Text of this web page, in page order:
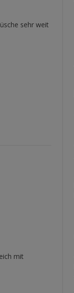
sehr weit
mit